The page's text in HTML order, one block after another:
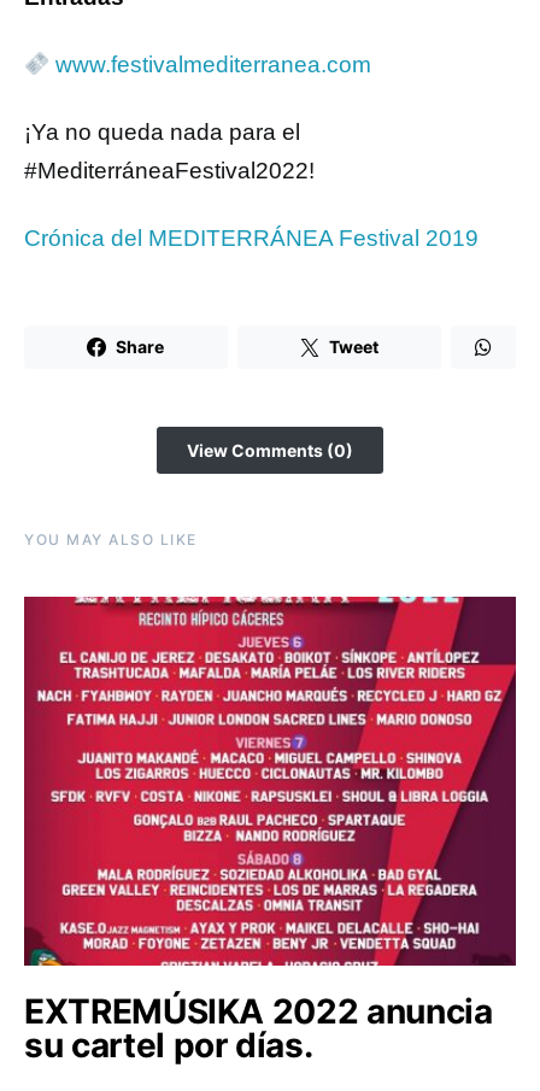
www.festivalmediterranea.com
¡Ya no queda nada para el
#MediterráneaFestival2022!
Crónica del MEDITERRÁNEA Festival 2019
Share Tweet
View Comments (0)
YOU MAY ALSO LIKE
EXTREMÚSIKA 2022 anuncia
su cartel por días.